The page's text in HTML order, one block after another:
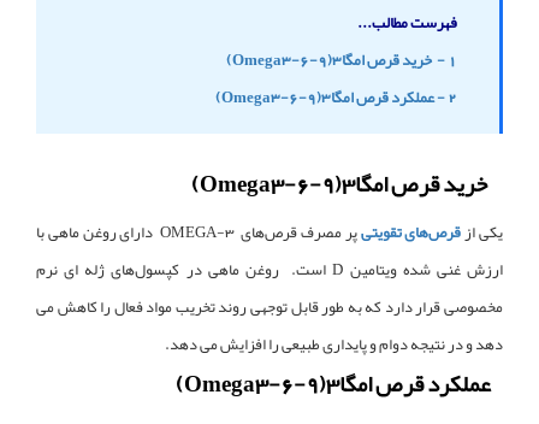
فهرست مطالب...
1 - خرید قرص امگا3(Omega3-6-9)
2 - عملکرد قرص امگا3(Omega3-6-9)
خرید قرص امگا3(Omega3-6-9)
یکی ازقرص‌های تقویتی
پر مصرف قرص‌های OMEGA-3 دارای روغن ماهی با
ارزش غنی شده ویتامین D است. روغن ماهی در کپسول‌های ژله ای نرم
مخصوصی قرار دارد که به طور قابل توجهی روند تخریب مواد فعال را کاهش می
دهد و در نتیجه دوام و پایداری طبیعی را افزایش می دهد.
عملکرد قرص امگا3(Omega3-6-9)